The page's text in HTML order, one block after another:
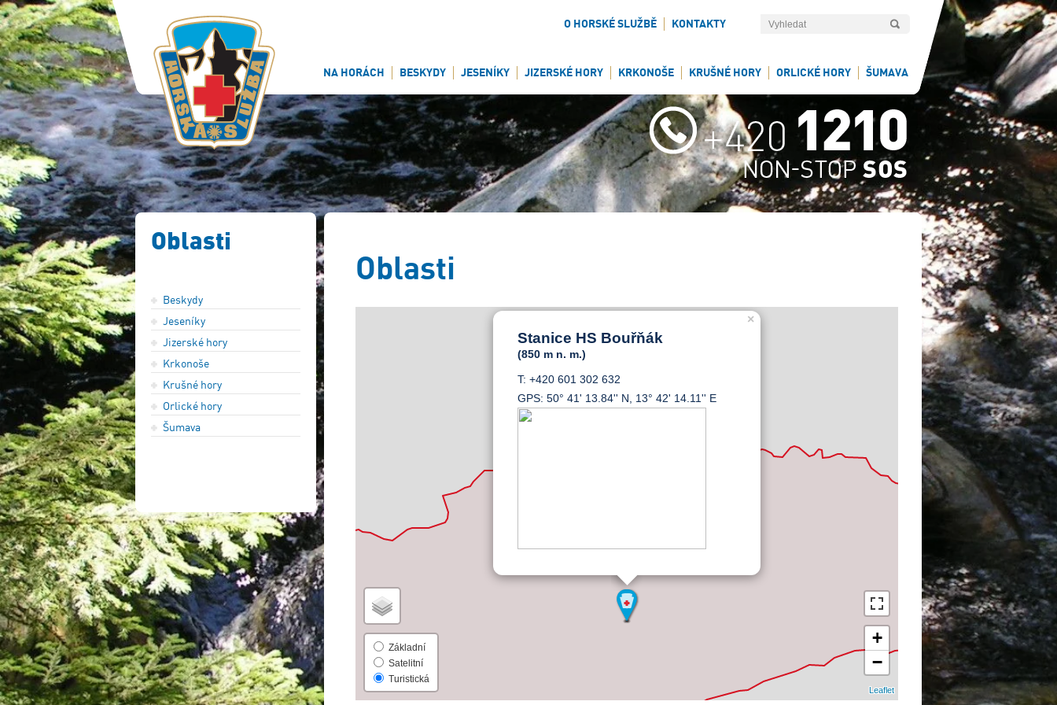
O HORSKÉ SLUŽBĚ KONTAKTY
NA HORÁCH BESKYDY JESENÍKY JIZERSKÉ HORY KRKONOŠE KRUŠNÉ HORY ORLICKÉ HORY ŠUMAVA
Oblasti
Beskydy
Jeseníky
Jizerské hory
Krkonoše
Krušné hory
Orlické hory
Šumava
Oblasti
Stanice HS Bouřňák
(850 m n. m.)
T: +420 601 302 632
GPS: 50° 41' 13.84'' N, 13° 42' 14.11'' E
×
Základní
Satelitní
Turistická
+
−
Leaflet